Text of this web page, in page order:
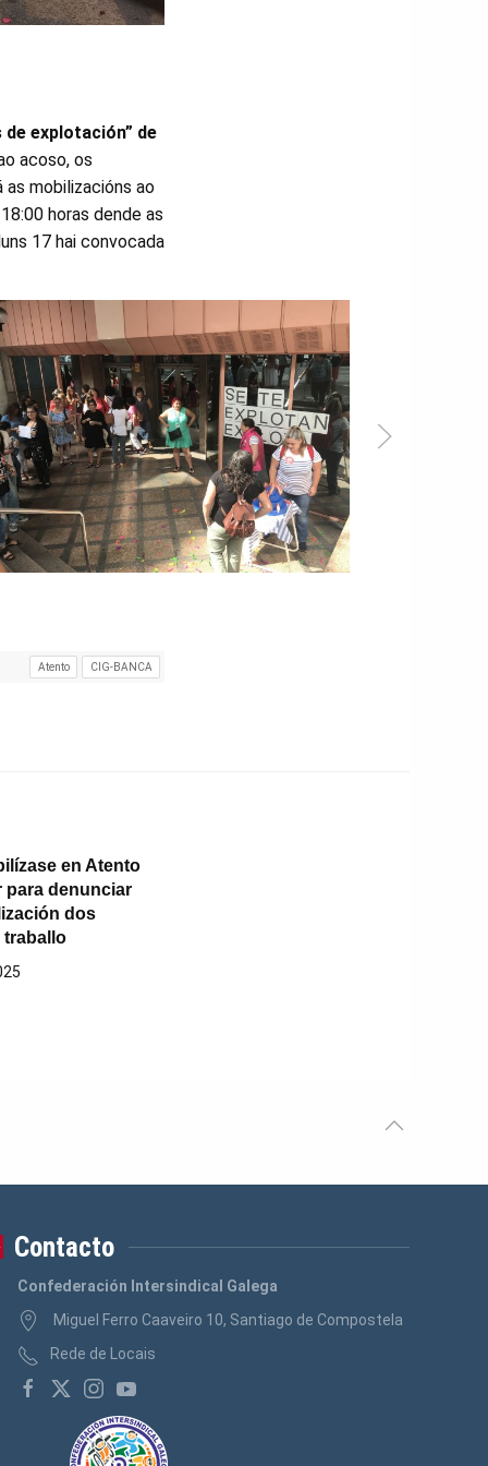
de explotación” de
acoso, os
mobilizacións ao
horas dende as
17 hai convocada
Atento CIG-BANCA
en Atento
para denunciar
dos
Contacto
Confederación Intersindical Galega
Miguel Ferro Caaveiro 10, Santiago de Compostela
Rede de Locais